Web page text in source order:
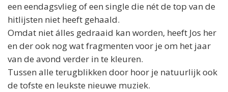
een eendagsvlieg of een single die nét de top van de
hitlijsten niet heeft gehaald.
Omdat niet álles gedraaid kan worden, heeft Jos her
en der ook nog wat fragmenten voor je om het jaar
van de avond verder in te kleuren.
Tussen alle terugblikken door hoor je natuurlijk ook
de tofste en leukste nieuwe muziek.